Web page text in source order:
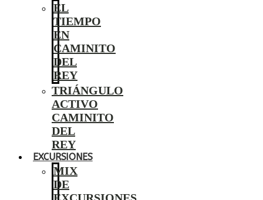
EL
TIEMPO
EN
CAMINITO
DEL
REY
TRIÁNGULO
ACTIVO
CAMINITO
DEL
REY
EXCURSIONES
MIX
DE